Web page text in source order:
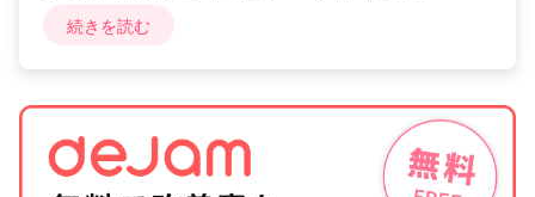
続きを読む